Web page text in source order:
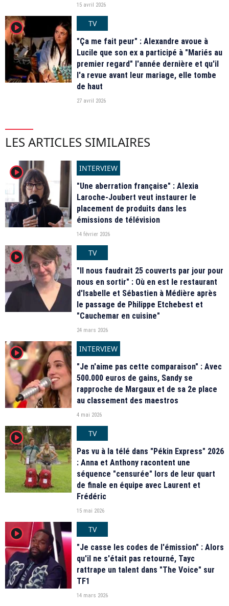
15 avril 2026
player2
TV
"Ça me fait peur" : Alexandre avoue à
Lucile que son ex a participé à "Mariés au
premier regard" l'année dernière et qu'il
l'a revue avant leur mariage, elle tombe
de haut
27 avril 2026
LES ARTICLES SIMILAIRES
player2
INTERVIEW
"Une aberration française" : Alexia
Laroche-Joubert veut instaurer le
placement de produits dans les
émissions de télévision
14 février 2026
player2
TV
"Il nous faudrait 25 couverts par jour pour
nous en sortir" : Où en est le restaurant
d'Isabelle et Sébastien à Médière après
le passage de Philippe Etchebest et
"Cauchemar en cuisine"
24 mars 2026
player2
INTERVIEW
"Je n'aime pas cette comparaison" : Avec
500.000 euros de gains, Sandy se
rapproche de Margaux et de sa 2e place
au classement des maestros
4 mai 2026
player2
TV
Pas vu à la télé dans "Pékin Express" 2026
: Anna et Anthony racontent une
séquence "censurée" lors de leur quart
de finale en équipe avec Laurent et
Frédéric
15 mai 2026
player2
TV
"Je casse les codes de l'émission" : Alors
qu'il ne s'était pas retourné, Tayc
rattrape un talent dans "The Voice" sur
TF1
14 mars 2026